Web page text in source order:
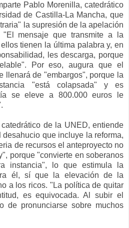
Pablo Morenilla, catedrático
de Castilla-La Mancha, que
la supresión de la apelación
mensaje que transmite a la
tienen la última palabra y, en
les descarga, porque
Por eso, augura que el
llenará de "embargos", porque la
"está colapsada" y es
se eleve a 800.000 euros le
de la UNED, entiende
que incluye la reforma,
de recursos el anteproyecto no
porque "convierte en soberanos
instancia", lo que estimula la
él, sí que la elevación de la
a los ricos. "La política de quitar
es equivocada. Al subir el
de pronunciarse sobre muchos